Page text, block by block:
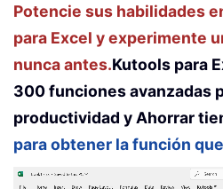
Potencie sus habilidades
para Excel y experimente
nunca antes.Kutools para
300 funciones avanzadas
productividad y Ahorrar
para obtener la función